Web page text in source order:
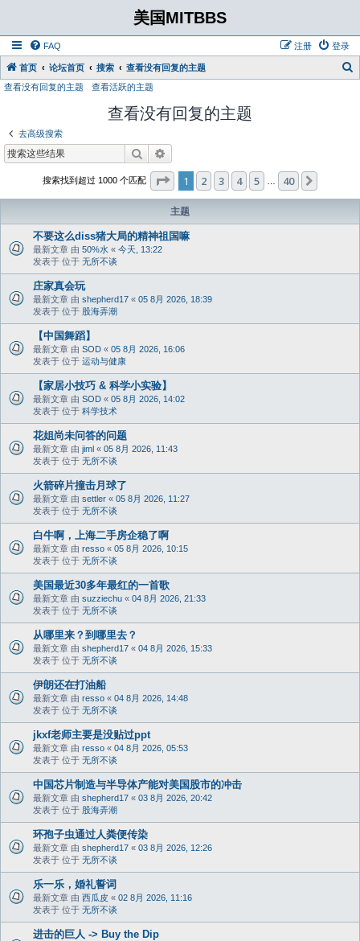
美国MITBBS
FAQ 登录
注册
首页 论坛首页 搜索 查看没有回复的主题
查看没有回复的主题 查看活跃的主题
查看没有回复的主题
去高级搜索
搜索
搜索找到超过 1000 个匹配 分页：1 40
1 2 3 4 5 40
主题
不要这么diss猪大局的精神祖国嘛
最新文章 由 50%水 « 今天, 13:22
发表于 位于 无所不谈
庄家真会玩
最新文章 由 shepherd17 « 05 8月 2026, 18:39
发表于 位于 股海弄潮
【中国舞蹈】
最新文章 由 SOD « 05 8月 2026, 16:06
发表于 位于 运动与健康
【家居小技巧 & 科学小实验】
最新文章 由 SOD « 05 8月 2026, 14:02
发表于 位于 科学技术
花姐尚未问答的问题
最新文章 由 jiml « 05 8月 2026, 11:43
发表于 位于 无所不谈
火箭碎片撞击月球了
最新文章 由 settler « 05 8月 2026, 11:27
发表于 位于 无所不谈
白牛啊，上海二手房企稳了啊
最新文章 由 resso « 05 8月 2026, 10:15
发表于 位于 无所不谈
美国最近30多年最红的一首歌
最新文章 由 suzziechu « 04 8月 2026, 21:33
发表于 位于 无所不谈
从哪里来？到哪里去？
最新文章 由 shepherd17 « 04 8月 2026, 15:33
发表于 位于 无所不谈
伊朗还在打油船
最新文章 由 resso « 04 8月 2026, 14:48
发表于 位于 无所不谈
jkxf老师主要是没贴过ppt
最新文章 由 resso « 04 8月 2026, 05:53
发表于 位于 无所不谈
中国芯片制造与半导体产能对美国股市的冲击
最新文章 由 shepherd17 « 03 8月 2026, 20:42
发表于 位于 股海弄潮
环孢子虫通过人粪便传染
最新文章 由 shepherd17 « 03 8月 2026, 12:26
发表于 位于 无所不谈
乐一乐，婚礼誓词
最新文章 由 西瓜皮 « 02 8月 2026, 11:16
发表于 位于 无所不谈
进击的巨人 -> Buy the Dip